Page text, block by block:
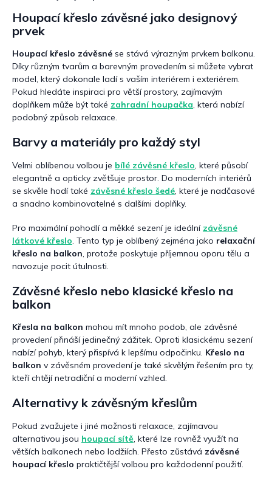
Houpací křeslo závěsné jako designový
prvek
Houpací křeslo závěsné se stává výrazným prvkem balkonu.
Díky různým tvarům a barevným provedením si můžete vybrat
model, který dokonale ladí s vaším interiérem i exteriérem.
Pokud hledáte inspiraci pro větší prostory, zajímavým
doplňkem může být také zahradní houpačka, která nabízí
podobný způsob relaxace.
Barvy a materiály pro každý styl
Velmi oblíbenou volbou je bílé závěsné křeslo, které působí
elegantně a opticky zvětšuje prostor. Do moderních interiérů
se skvěle hodí také závěsné křeslo šedé, které je nadčasové
a snadno kombinovatelné s dalšími doplňky.
Pro maximální pohodlí a měkké sezení je ideální závěsné
látkové křeslo. Tento typ je oblíbený zejména jako relaxační
křeslo na balkon, protože poskytuje příjemnou oporu tělu a
navozuje pocit útulnosti.
Závěsné křeslo nebo klasické křeslo na
balkon
Křesla na balkon mohou mít mnoho podob, ale závěsné
provedení přináší jedinečný zážitek. Oproti klasickému sezení
nabízí pohyb, který přispívá k lepšímu odpočinku. Křeslo na
balkon v závěsném provedení je také skvělým řešením pro ty,
kteří chtějí netradiční a moderní vzhled.
Alternativy k závěsným křeslům
Pokud zvažujete i jiné možnosti relaxace, zajímavou
alternativou jsou houpací sítě, které lze rovněž využít na
větších balkonech nebo lodžiích. Přesto zůstává závěsné
houpací křeslo praktičtější volbou pro každodenní použití.